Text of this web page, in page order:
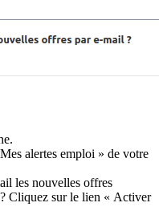
alertes emploi » de votre
les nouvelles offres
Cliquez sur le lien « Activer